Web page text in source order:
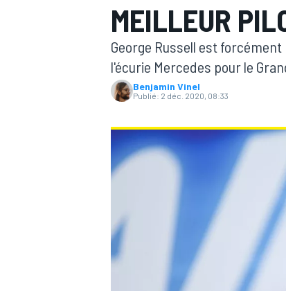
MEILLEUR
George Russell est
l'écurie Mercedes pour le
Benjamin Vinel
Publié: 2 déc. 2020, 08:33